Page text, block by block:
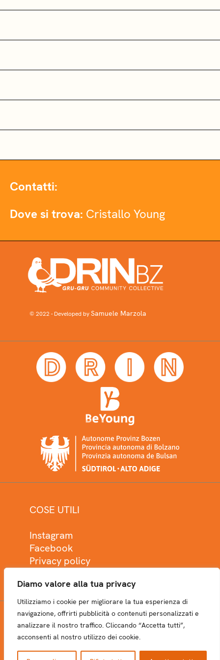
Diamo valore alla tua privacy
Utilizziamo i cookie per migliorare la tua esperienza di
navigazione, offrirti pubblicità o contenuti personalizzati e
analizzare il nostro traffico. Cliccando “Accetta tutti”,
acconsenti al nostro utilizzo dei cookie.
Contatti:
Dove si trova: Cristallo Young
© 2022 - Developed bySamuele Marzola
COSE UTILI
Instagram
Facebook
Privacy policy
NEWSLETTER